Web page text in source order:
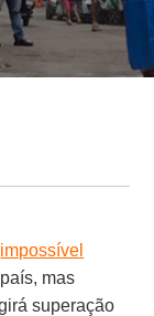
impossível
mas
superação